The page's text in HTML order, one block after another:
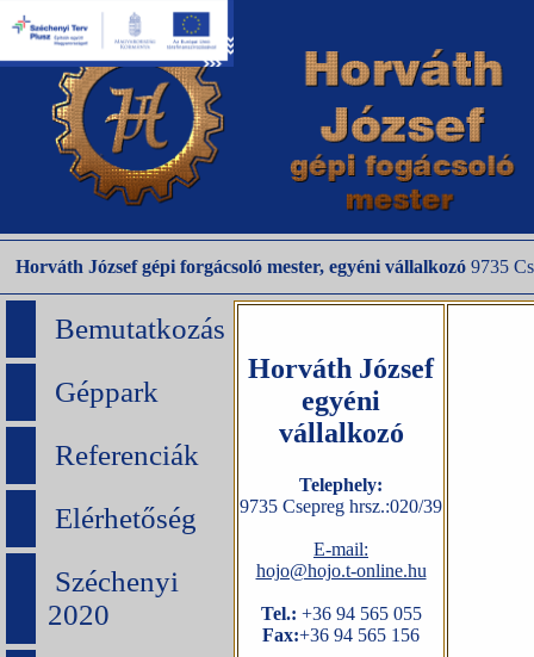
Horváth József gépi forgácsoló mester, egyéni vállalkozó 9735
Bemutatkozás
Géppark
Referenciák
Elérhetőség
Széchenyi
2020
Horváth József
egyéni
vállalkozó
Telephely:
9735 Csepreg hrsz.:020/39
E-mail:
hojo@hojo.t-online.hu
Tel.: +36 94 565 055
Fax:+36 94 565 156